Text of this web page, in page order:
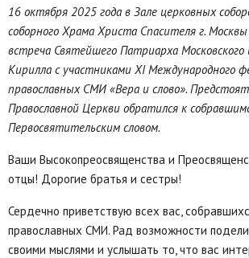
16 октября 2025 года в Зале церковных
соборного Храма Христа Спасителя г. Москвы
встреча Святейшего Патриарха Московского
Кирилла с участниками XI Международного
православных СМИ «Вера и слово».
Православной Церкви обратился к
Первосвятительским словом.
Ваши Высокопреосвященства и
отцы! Дорогие братья и сестры!
Сердечно приветствую всех вас,
православных СМИ. Рад возможности
своими мыслями и услышать то, что вас